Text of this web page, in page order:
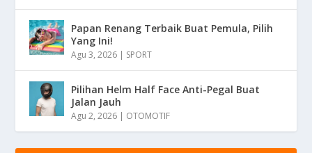
Papan Renang Terbaik Buat Pemula, Pilih
Yang Ini!
Agu 3, 2026 | SPORT
Pilihan Helm Half Face Anti-Pegal Buat
Jalan Jauh
Agu 2, 2026 | OTOMOTIF